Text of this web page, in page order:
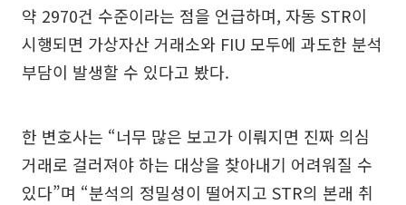
약 2970건 수준이라는 점을 언급하며, 자동 STR이
시행되면 가상자산 거래소와 FIU 모두에 과도한 분석
부담이 발생할 수 있다고 봤다.
한 변호사는 “너무 많은 보고가 이뤄지면 진짜 의심
거래로 걸러져야 하는 대상을 찾아내기 어려워질 수
있다”며 “분석의 정밀성이 떨어지고 STR의 본래 취